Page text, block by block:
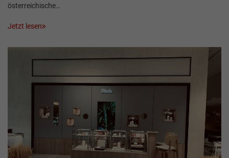
österreichische…
Jetzt lesen